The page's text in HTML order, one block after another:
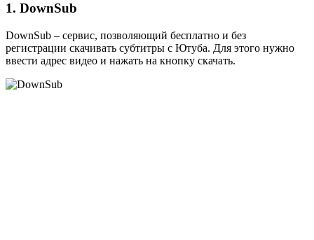
1. DownSub
DownSub – сервис, позволяющий бесплатно и без
регистрации скачивать субтитры с Ютуба. Для этого нужно
ввести адрес видео и нажать на кнопку скачать.